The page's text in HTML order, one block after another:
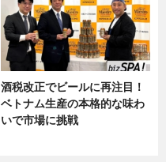
酒税改正でビールに再注目！
ベトナム生産の本格的な味わ
いで市場に挑戦